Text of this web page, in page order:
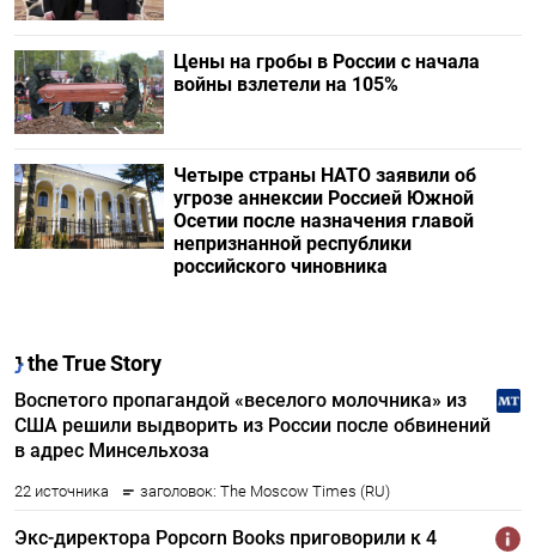
Цены на гробы в России с начала
войны взлетели на 105%
Четыре страны НАТО заявили об
угрозе аннексии Россией Южной
Осетии после назначения главой
непризнанной республики
российского чиновника